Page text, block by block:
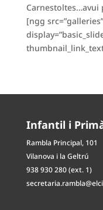
Carnestoltes…avui
[ngg
Infantil i
Rambla Principal, 101
Vilanova i la Geltrú
938 930 280 (ext. 1)